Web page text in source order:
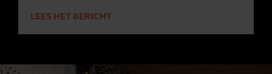
LEES HET BERICHT